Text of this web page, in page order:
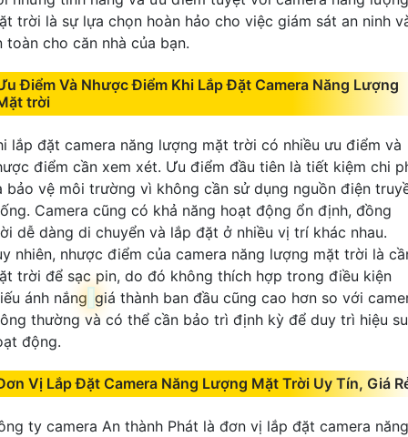
trời là sự lựa chọn hoàn hảo cho việc giám sát an ninh
toàn cho căn nhà của bạn.
Điểm Và Nhược Điểm Khi Lắp Đặt Camera Năng Lượng
trời
lắp đặt camera năng lượng mặt trời có nhiều ưu điểm và
điểm cần xem xét. Ưu điểm đầu tiên là tiết kiệm chi
bảo vệ môi trường vì không cần sử dụng nguồn điện
Camera cũng có khả năng hoạt động ổn định, đồng
dễ dàng di chuyển và lắp đặt ở nhiều vị trí khác nhau.
nhiên, nhược điểm của camera năng lượng mặt trời là
trời để sạc pin, do đó không thích hợp trong điều kiện
ánh nắng giá thành ban đầu cũng cao hơn so với
thường và có thể cần bảo trì định kỳ để duy trì hiệu
động.
Vị Lắp Đặt Camera Năng Lượng Mặt Trời Uy Tín, Giá
ty camera An thành Phát là đơn vị lắp đặt camera năng